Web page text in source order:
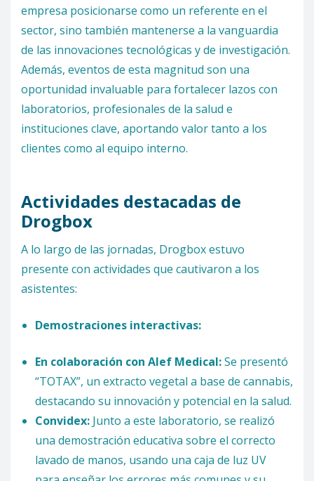
empresa posicionarse como un referente en el
sector, sino también mantenerse a la vanguardia
de las innovaciones tecnológicas y de investigación.
Además, eventos de esta magnitud son una
oportunidad invaluable para fortalecer lazos con
laboratorios, profesionales de la salud e
instituciones clave, aportando valor tanto a los
clientes como al equipo interno.
Actividades destacadas de
Drogbox
A lo largo de las jornadas, Drogbox estuvo
presente con actividades que cautivaron a los
asistentes:
Demostraciones interactivas:
En colaboración con Alef Medical:Se presentó
“TOTAX”, un extracto vegetal a base de cannabis,
destacando su innovación y potencial en la salud.
Convidex: Junto a este laboratorio, se realizó
una demostración educativa sobre el correcto
lavado de manos, usando una caja de luz UV